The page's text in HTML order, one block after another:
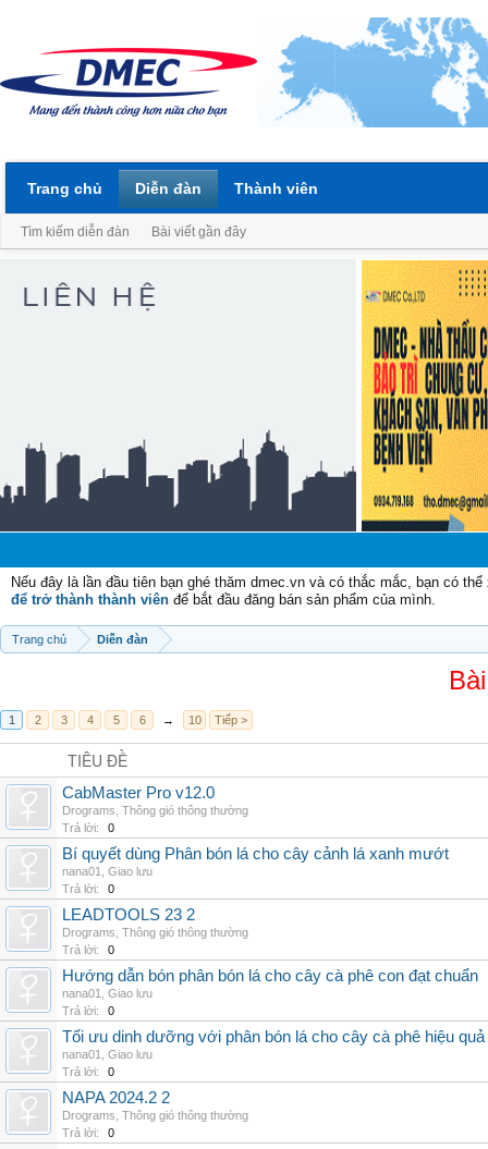
Nếu đây là lần đầu tiên bạn ghé thăm dmec.vn và có thắc mắc, bạn có
để trở thành thành viên để bắt đầu đăng bán sản phẩm của mình.
Trang chủ Diễn đàn
1 2 3 4 5 6 → 10 Tiếp >
TIÊU ĐỀ
CabMaster Pro v12.0
Drograms Thông gió thông thường
Trả lời:
0
Bí quyết dùng Phân bón lá cho cây cảnh lá xanh mướt
nana01
Giao lưu
Trả lời:
0
LEADTOOLS 23 2
Drograms Thông gió thông thường
Trả lời:
0
Hướng dẫn bón phân bón lá cho cây cà phê con đạt chuẩn
nana01
Giao lưu
Trả lời:
0
Tối ưu dinh dưỡng với phân bón lá cho cây cà phê hiệu quả
nana01
Giao lưu
Trả lời:
0
NAPA 2024.2 2
Drograms Thông gió thông thường
Trả lời:
0
Trang chủ Diễn đàn
Tìm kiếm diễn đàn Bài viết gần đây
Thành viên